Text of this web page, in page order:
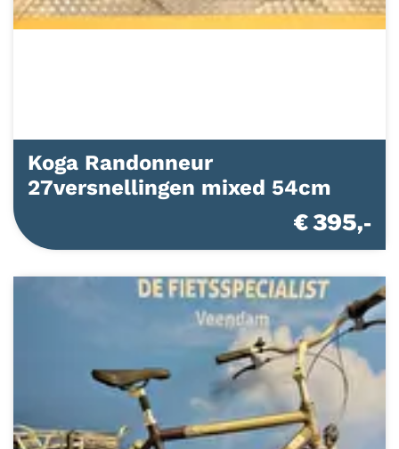
Koga Randonneur
27versnellingen mixed 54cm
€ 395,-